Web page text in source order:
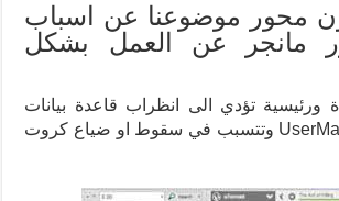
محور موضوعنا عن اسباب
مانجر عن العمل بشكل
ورئيسية تؤدي الى انظراب قاعدة بيانات
اليوزر مانجر UserManger وتتسبب في سقوط او ضياع كروت